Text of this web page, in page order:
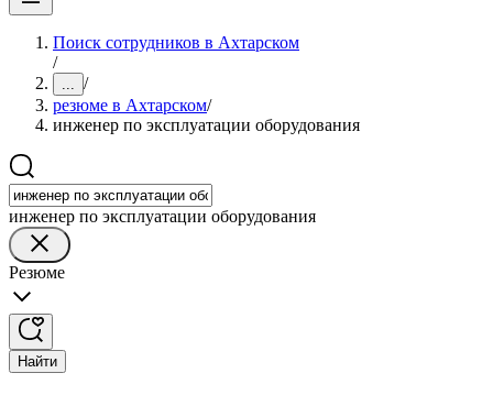
Поиск сотрудников в Ахтарском
/
... /
резюме в Ахтарском/
инженер по эксплуатации оборудования
инженер по эксплуатации оборудования
Резюме
Найти